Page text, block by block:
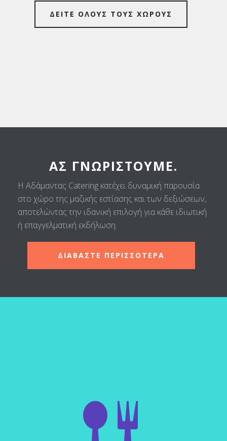
ΔΕΙΤΕ ΟΛΟΥΣ ΤΟΥΣ ΧΩΡΟΥΣ
ΑΣ ΓΝΩΡΙΣΤΟΎΜΕ.
Η Αδάμαντας Catering κατέχει δυναμική παρουσία
στο χώρο της μαζικής εστίασης και των δεξιώσεων,
αποτελώντας την ιδανική επιλογή για κάθε ιδιωτική
ή επαγγελματική εκδήλωση.
ΔΙΑΒΑΣΤΕ ΠΕΡΙΣΣΟΤΕΡΑ